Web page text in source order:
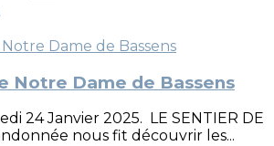
Notre Dame de Bassens
24 Janvier 2025. LE SENTIER DE
nous fit découvrir les...